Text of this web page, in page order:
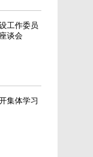
工作委员
谈会
集体学习